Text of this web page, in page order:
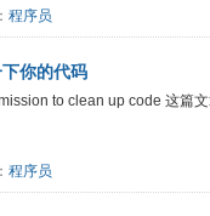
程序员
你的代码
to clean up code 这篇
程序员